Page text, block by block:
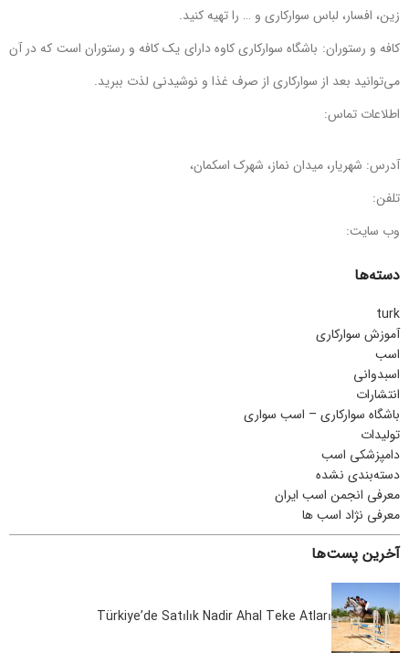
زین، افسار، لباس سوارکاری و … را تهیه کنید.
کافه و رستوران: باشگاه سوارکاری کاوه دارای یک کافه و رستوران است که در آن
می‌توانید بعد از سوارکاری از صرف غذا و نوشیدنی لذت ببرید.
اطلاعات تماس:
آدرس: شهریار، میدان نماز، شهرک اسکمان،
تلفن:
وب سایت:
دسته‌ها
turk
آموزش سوارکاری
اسب
اسبدوانی
انتشارات
باشگاه سوارکاری – اسب سواری
تولیدات
دامپزشکی اسب
دسته‌بندی نشده
معرفی انجمن اسب ایران
معرفی نژاد اسب ها
آخرین پست‌ها
Türkiye’de Satılık Nadir Ahal Teke Atları